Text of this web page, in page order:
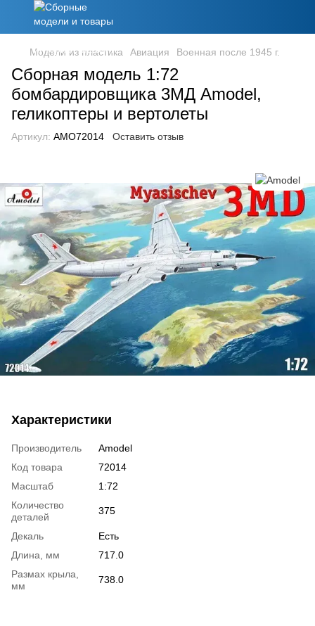
Модели из пластика Авиация Военная после 1945 г.
Сборная модель 1:72
бомбардировщика 3МД Amodel,
геликоптеры и вертолеты
Артикул: AMO72014 Оставить отзыв
Характеристики
Производитель
Amodel
Код товара
72014
Масштаб
1:72
Количество
деталей
375
Декаль
Есть
Длина, мм
717.0
Размах крыла,
мм
738.0